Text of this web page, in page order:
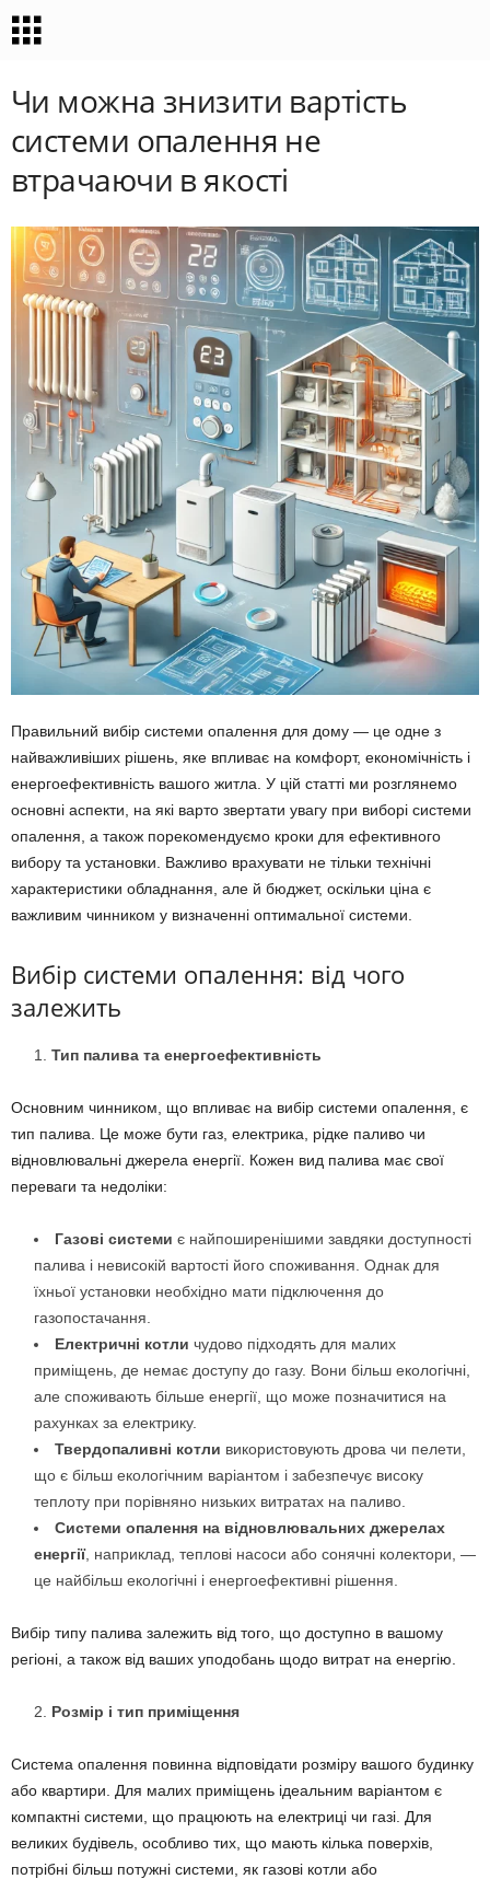
Чи можна знизити вартість
системи опалення не
втрачаючи в якості
Правильний вибір системи опалення для дому — це одне з
найважливіших рішень, яке впливає на комфорт, економічність і
енергоефективність вашого житла. У цій статті ми розглянемо
основні аспекти, на які варто звертати увагу при виборі системи
опалення, а також порекомендуємо кроки для ефективного
вибору та установки. Важливо врахувати не тільки технічні
характеристики обладнання, але й бюджет, оскільки ціна є
важливим чинником у визначенні оптимальної системи.
Вибір системи опалення: від чого
залежить
Тип палива та енергоефективність
Основним чинником, що впливає на вибір системи опалення, є
тип палива. Це може бути газ, електрика, рідке паливо чи
відновлювальні джерела енергії. Кожен вид палива має свої
переваги та недоліки:
Газові системи є найпоширенішими завдяки доступності
палива і невисокій вартості його споживання. Однак для
їхньої установки необхідно мати підключення до
газопостачання.
Електричні котли чудово підходять для малих
приміщень, де немає доступу до газу. Вони більш екологічні,
але споживають більше енергії, що може позначитися на
рахунках за електрику.
Твердопаливні котли використовують дрова чи пелети,
що є більш екологічним варіантом і забезпечує високу
теплоту при порівняно низьких витратах на паливо.
Системи опалення на відновлювальних джерелах
енергії, наприклад, теплові насоси або сонячні колектори, —
це найбільш екологічні і енергоефективні рішення.
Вибір типу палива залежить від того, що доступно в вашому
регіоні, а також від ваших уподобань щодо витрат на енергію.
Розмір і тип приміщення
Система опалення повинна відповідати розміру вашого будинку
або квартири. Для малих приміщень ідеальним варіантом є
компактні системи, що працюють на електриці чи газі. Для
великих будівель, особливо тих, що мають кілька поверхів,
потрібні більш потужні системи, як газові котли або